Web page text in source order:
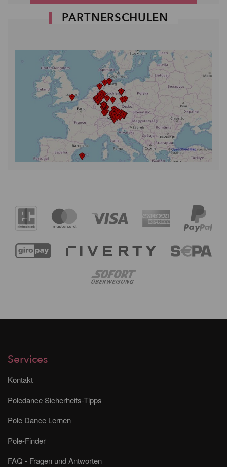
PARTNERSCHULEN
Services
Kontakt
Poledance Sicherheits-Tipps
Pole Dance Lernen
Pole-Finder
FAQ - Fragen und Antworten